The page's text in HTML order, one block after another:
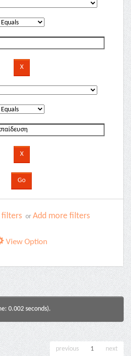
filters or Add more filters
View Option
0.002 seconds).
previous 1 next